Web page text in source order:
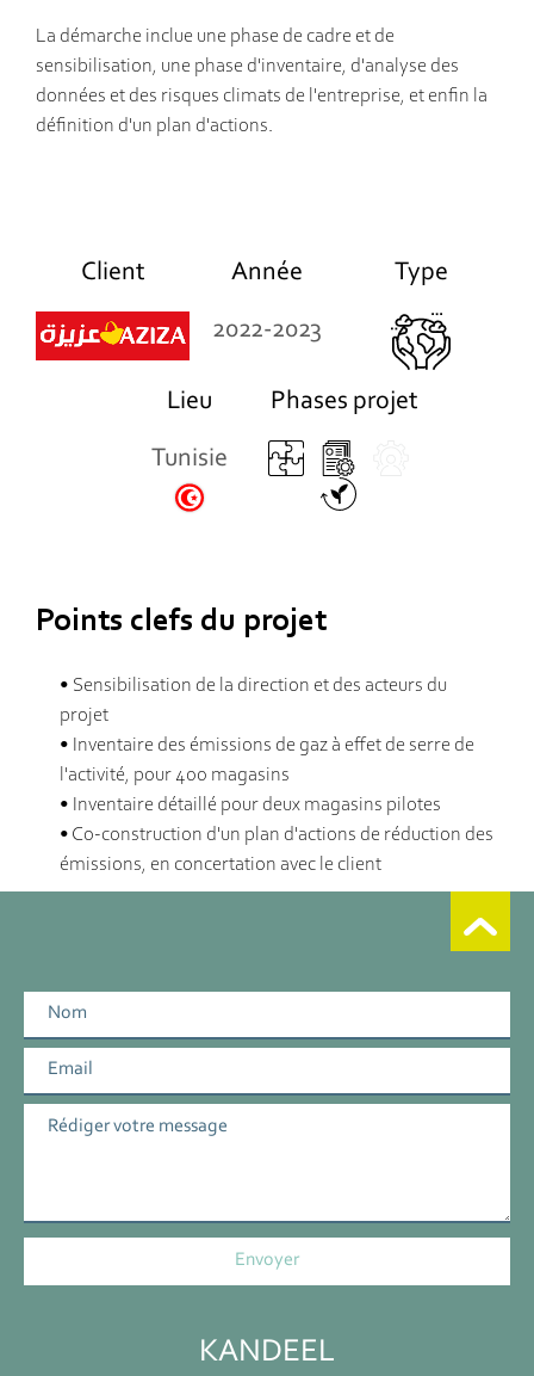
La démarche inclue une phase de cadre et de
sensibilisation, une phase d'inventaire, d'analyse des
données et des risques climats de l'entreprise, et enfin la
définition d'un plan d'actions.
Client Année
2022-2023
Type
Lieu
Tunisie
Phases projet
Points clefs du projet
• Sensibilisation de la direction et des acteurs du
projet
• Inventaire des émissions de gaz à effet de serre de
l'activité, pour 400 magasins
• Inventaire détaillé pour deux magasins pilotes
• Co-construction d'un plan d'actions de réduction des
émissions, en concertation avec le client
KANDEEL